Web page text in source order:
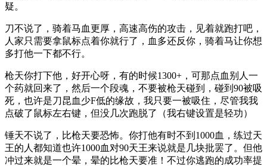
疑。
刀不说了，骑着马血更厚，高速高伤的攻击，见着就跑打吧，
人家只需要拿鼠标点着你就行了，血多还反你，骑着马让你想
多打他一下都不行。
枪天你打下他，好开心呀，有的时候1300+，可那点血别人一
个药就回来了，然后一个段魂，不要被枪天碰到，碰到90被吸
死，也许是刀昆血少F低的缘故，我只要一被吸住，尽管我我
点破了鼠标左右键，但没几次跑脱了（我右键设置是轻功）
锤天不说了，比枪天要恐怖。你打他有时不到1000血，练过天
王的人都知道也许1000血对90天王来说就是几块批罢了。但他
冲过来就是一个晕，晕的比枪天要准！不过你逃跑的成功率提